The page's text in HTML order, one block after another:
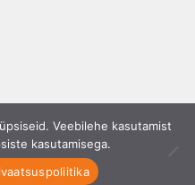
Veebilehe kasutamist
kasutamisega.